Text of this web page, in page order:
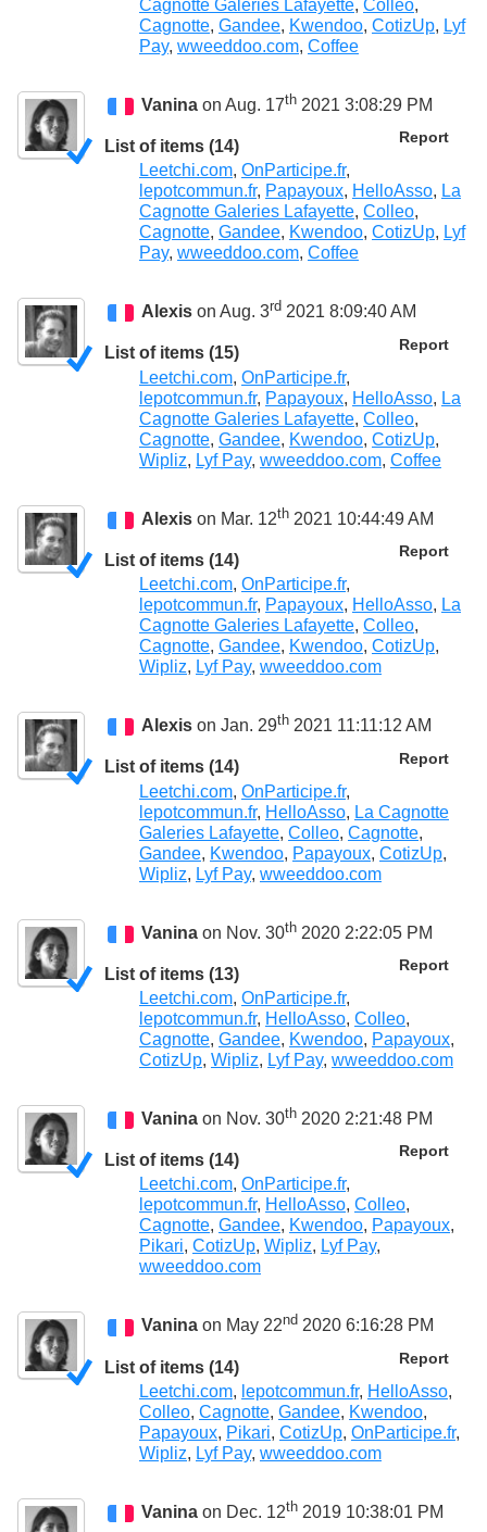
Cagnotte Galeries Lafayette, Colleo,
Cagnotte, Gandee, Kwendoo, CotizUp, Lyf
Pay, wweeddoo.com, Coffee
Vanina on Aug. 17th 2021 3:08:29 PM
Report
List of items (14)
Leetchi.com, OnParticipe.fr,
lepotcommun.fr, Papayoux, HelloAsso, La
Cagnotte Galeries Lafayette, Colleo,
Cagnotte, Gandee, Kwendoo, CotizUp, Lyf
Pay, wweeddoo.com, Coffee
Alexis on Aug. 3rd 2021 8:09:40 AM
Report
List of items (15)
Leetchi.com, OnParticipe.fr,
lepotcommun.fr, Papayoux, HelloAsso, La
Cagnotte Galeries Lafayette, Colleo,
Cagnotte, Gandee, Kwendoo, CotizUp,
Wipliz, Lyf Pay, wweeddoo.com, Coffee
Alexis on Mar. 12th 2021 10:44:49 AM
Report
List of items (14)
Leetchi.com, OnParticipe.fr,
lepotcommun.fr, Papayoux, HelloAsso, La
Cagnotte Galeries Lafayette, Colleo,
Cagnotte, Gandee, Kwendoo, CotizUp,
Wipliz, Lyf Pay, wweeddoo.com
Alexis on Jan. 29th 2021 11:11:12 AM
Report
List of items (14)
Leetchi.com, OnParticipe.fr,
lepotcommun.fr, HelloAsso, La Cagnotte
Galeries Lafayette, Colleo, Cagnotte,
Gandee, Kwendoo, Papayoux, CotizUp,
Wipliz, Lyf Pay, wweeddoo.com
Vanina on Nov. 30th 2020 2:22:05 PM
Report
List of items (13)
Leetchi.com, OnParticipe.fr,
lepotcommun.fr, HelloAsso, Colleo,
Cagnotte, Gandee, Kwendoo, Papayoux,
CotizUp, Wipliz, Lyf Pay, wweeddoo.com
Vanina on Nov. 30th 2020 2:21:48 PM
Report
List of items (14)
Leetchi.com, OnParticipe.fr,
lepotcommun.fr, HelloAsso, Colleo,
Cagnotte, Gandee, Kwendoo, Papayoux,
Pikari, CotizUp, Wipliz, Lyf Pay,
wweeddoo.com
Vanina on May 22nd 2020 6:16:28 PM
Report
List of items (14)
Leetchi.com, lepotcommun.fr, HelloAsso,
Colleo, Cagnotte, Gandee, Kwendoo,
Papayoux, Pikari, CotizUp, OnParticipe.fr,
Wipliz, Lyf Pay, wweeddoo.com
Vanina on Dec. 12th 2019 10:38:01 PM